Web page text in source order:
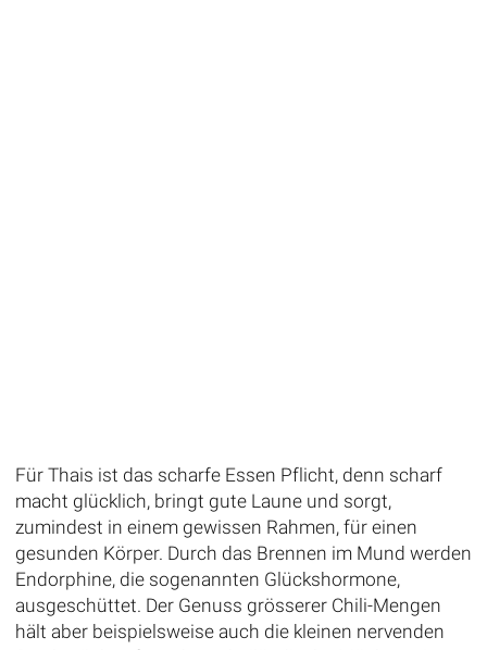
Für Thais ist das scharfe Essen Pflicht, denn scharf
macht glücklich, bringt gute Laune und sorgt,
zumindest in einem gewissen Rahmen, für einen
gesunden Körper. Durch das Brennen im Mund werden
Endorphine, die sogenannten Glückshormone,
ausgeschüttet. Der Genuss grösserer Chili-Mengen
hält aber beispielsweise auch die kleinen nervenden